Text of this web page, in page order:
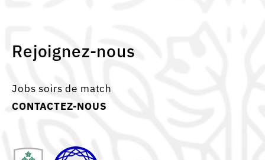
Rejoignez-nous
Jobs soirs de match
CONTACTEZ-NOUS